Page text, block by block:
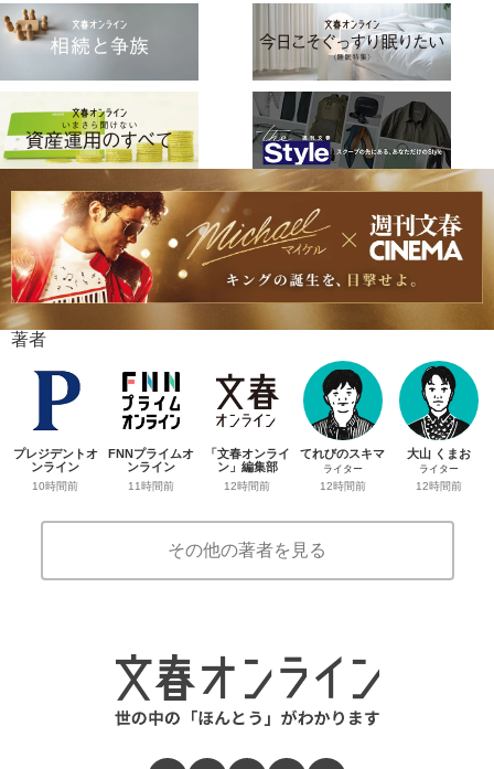
著者
プレジデントオ
ンライン
10時間前
FNNプライムオ
ンライン
11時間前
「文春オンライ
ン」編集部
12時間前
てれびのスキマ
ライター
12時間前
大山 くまお
ライター
12時間前
その他の著者を見る